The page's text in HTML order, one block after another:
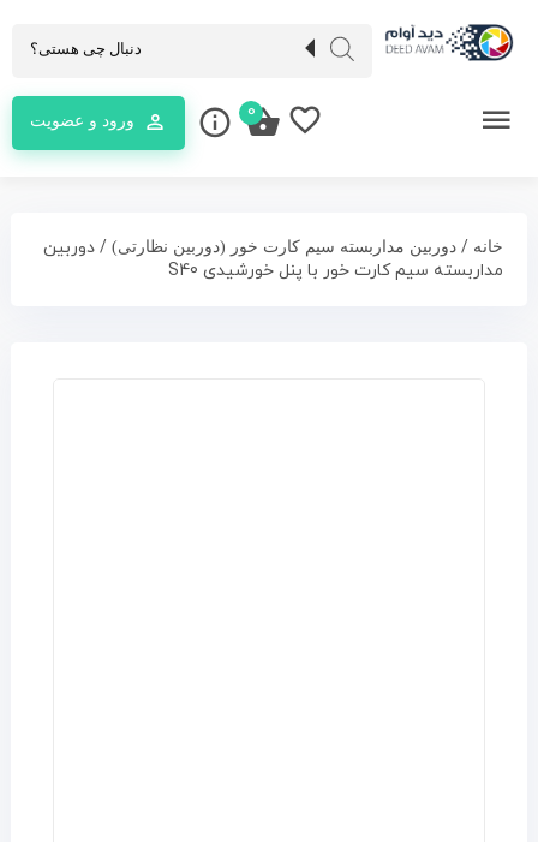
ورود و عضویت 0
خانه / دوربین مداربسته سیم کارت خور (دوربین نظارتی)/ دوربین
مداربسته سیم کارت خور با پنل خورشیدی S40